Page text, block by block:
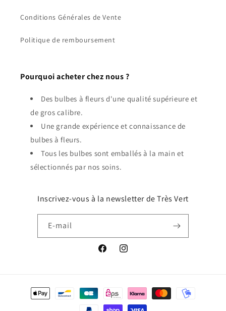
Conditions Générales de Vente
Politique de remboursement
Pourquoi acheter chez nous ?
Des bulbes à fleurs d'une qualité supérieure et
de gros calibre.
Une grande expérience et connaissance de
bulbes à fleurs.
Tous les bulbes sont emballés à la main et
sélectionnés par nos soins.
Inscrivez-vous à la newsletter de Très Vert
E-mail
FacebookInstagram
Moyens